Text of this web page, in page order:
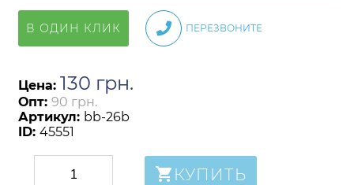
В ОДИН КЛИК ПЕРЕЗВОНИТЕ
Цена: 130 грн.
Опт: 90 грн.
Артикул: bb-26b
ID: 45551
КУПИТЬ